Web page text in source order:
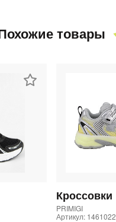
товары
Кроссовки
PRIMIGI
Артикул: 1461022